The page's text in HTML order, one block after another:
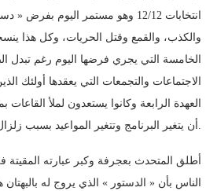
انتخابات 12/12 وهو مستمر اليوم
والكذب، والقمع وقتل الحريات، وكل هذا
الخامسة التي يجري فرضها اليوم رغم تبدل
الاجتماعات والتجمعات التي يعقدها أولئك
العهدة الرابعة وكانوا يستعدون لملأ
أن يتغير البرنامج وتتغير المواعيد بسبب زلزال 22 فيفري.
أطلق المتحدث بعجرفة وكبر عبارته
الناس بأن « الدستور » الذي يروج له بالبهتان